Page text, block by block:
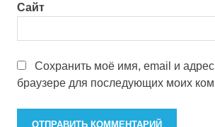
Сайт
Сохранить моё имя, email и адрес
браузере для последующих моих